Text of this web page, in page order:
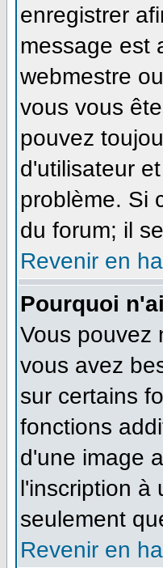
enregistrer
message est
webmestre
vous vous
pouvez
d'utilisateur
problème. Si
du forum; il
Revenir en
Pourquoi
Vous pouvez
vous avez
sur certains
fonctions
d'une image
l'inscription à
seulement
Revenir en